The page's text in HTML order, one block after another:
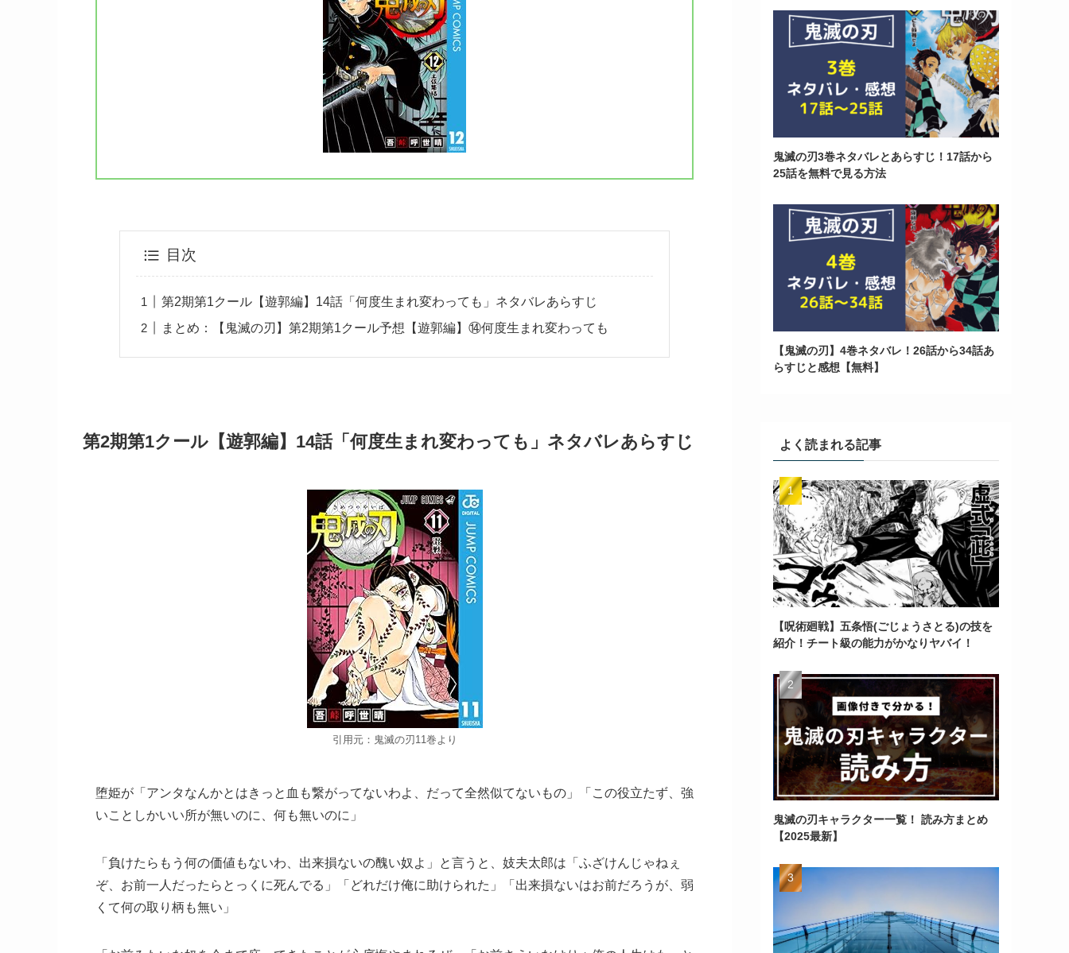
目次
第2期第1クール【遊郭編】14話「何度生まれ変わっても」ネタバレあらすじ
まとめ：【鬼滅の刃】第2期第1クール予想【遊郭編】⑭何度生まれ変わっても
第2期第1クール【遊郭編】14話「何度生まれ変わっても」ネタバレあらすじ
引用元：鬼滅の刃11巻より
堕姫が「アンタなんかとはきっと血も繋がってないわよ、だって全然似てないもの」「この役立たず、強
いことしかいい所が無いのに、何も無いのに」
「負けたらもう何の価値もないわ、出来損ないの醜い奴よ」と言うと、妓夫太郎は「ふざけんじゃねぇ
ぞ、お前一人だったらとっくに死んでる」「どれだけ俺に助けられた」「出来損ないはお前だろうが、弱
くて何の取り柄も無い」
鬼滅の刃3巻ネタバレとあらすじ！17話から
25話を無料で見る方法
【鬼滅の刃】4巻ネタバレ！26話から34話あ
らすじと感想【無料】
よく読まれる記事
【呪術廻戦】五条悟(ごじょうさとる)の技を
紹介！チート級の能力がかなりヤバイ！
鬼滅の刃キャラクター一覧！ 読み方まとめ
【2025最新】